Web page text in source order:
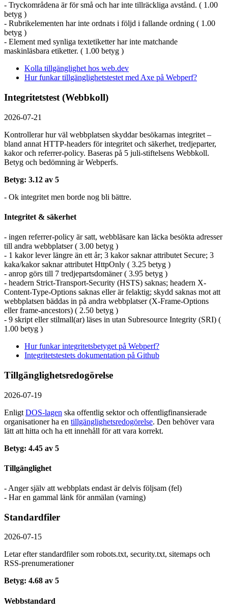
- Tryckområdena är för små och har inte tillräckliga avstånd. ( 1.00
betyg )
- Rubrikelementen har inte ordnats i följd i fallande ordning ( 1.00
betyg )
- Element med synliga textetiketter har inte matchande
maskinläsbara etiketter. ( 1.00 betyg )
Kolla tillgänglighet hos web.dev
Hur funkar tillgänglighetstestet med Axe på Webperf?
Integritetstest (Webbkoll)
2026-07-21
Kontrollerar hur väl webbplatsen skyddar besökarnas integritet –
bland annat HTTP-headers för integritet och säkerhet, tredjeparter,
kakor och referrer-policy. Baseras på 5 juli-stiftelsens Webbkoll.
Betyg och bedömning är Webperfs.
Betyg: 3.12 av 5
- Ok integritet men borde nog bli bättre.
Integritet & säkerhet
- ingen referrer-policy är satt, webbläsare kan läcka besökta adresser
till andra webbplatser ( 3.00 betyg )
- 1 kakor lever längre än ett år; 3 kakor saknar attributet Secure; 3
kaka/kakor saknar attributet HttpOnly ( 3.25 betyg )
- anrop görs till 7 tredjepartsdomäner ( 3.95 betyg )
- headern Strict-Transport-Security (HSTS) saknas; headern X-
Content-Type-Options saknas eller är felaktig; skydd saknas mot att
webbplatsen bäddas in på andra webbplatser (X-Frame-Options
eller frame-ancestors) ( 2.50 betyg )
- 9 skript eller stilmall(ar) läses in utan Subresource Integrity (SRI) (
1.00 betyg )
Hur funkar integritetsbetyget på Webperf?
Integritetstestets dokumentation på Github
Tillgänglighetsredogörelse
2026-07-19
Enligt DOS-lagen ska offentlig sektor och offentlig­finansierade
organisationer ha en tillgänglighets­redogörelse. Den behöver vara
lätt att hitta och ha ett innehåll för att vara korrekt.
Betyg: 4.45 av 5
Tillgänglighet
- Anger själv att webbplats endast är delvis följsam (fel)
- Har en gammal länk för anmälan (varning)
Standardfiler
2026-07-15
Letar efter standardfiler som robots.txt, security.txt, sitemaps och
RSS-prenumerationer
Betyg: 4.68 av 5
Webbstandard